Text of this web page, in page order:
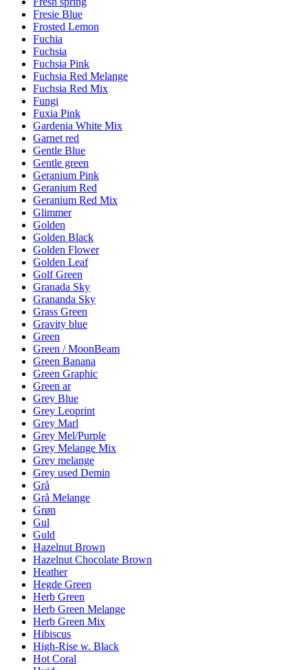
Fresie Blue
Frosted Lemon
Fuchia
Fuchsia
Fuchsia Pink
Fuchsia Red Melange
Fuchsia Red Mix
Fungi
Fuxia Pink
Gardenia White Mix
Garnet red
Gentle Blue
Gentle green
Geranium Pink
Geranium Red
Geranium Red Mix
Glimmer
Golden
Golden Black
Golden Flower
Golden Leaf
Golf Green
Granada Sky
Grananda Sky
Grass Green
Gravity blue
Green
Green / MoonBeam
Green Banana
Green Graphic
Green ar
Grey Blue
Grey Leoprint
Grey Marl
Grey Mel/Purple
Grey Melange Mix
Grey melange
Grey used Demin
Grå
Grå Melange
Grøn
Gul
Guld
Hazelnut Brown
Hazelnut Chocolate Brown
Heather
Hegde Green
Herb Green
Herb Green Melange
Herb Green Mix
Hibiscus
High-Rise w. Black
Hot Coral